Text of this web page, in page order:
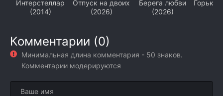
Интерстеллар
(2014)
Отпуск на двоих
(2026)
Берега любви
(2026)
Комментарии (0)
Минимальная длина комментария - 50 знаков.
Комментарии модерируются